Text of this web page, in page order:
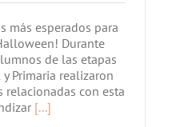
más esperados para
Durante
de las etapas
Primaria realizaron
con esta
[...]